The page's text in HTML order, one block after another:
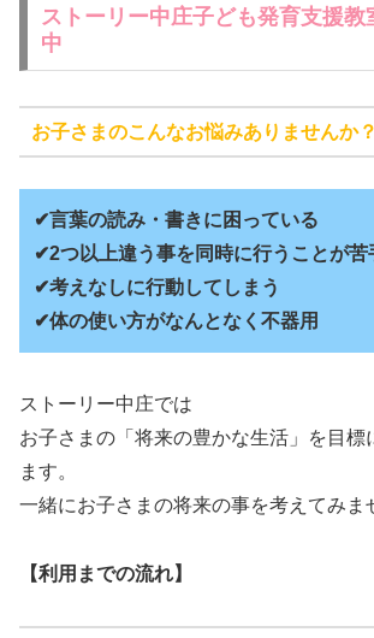
ストーリー中庄子ども発育支援
中
お子さまのこんなお悩みありませんか？
✔言葉の読み・書きに困っている
✔2つ以上違う事を同時に行うことが苦
✔考えなしに行動してしまう
✔体の使い方がなんとなく不器用
ストーリー中庄では
お子さまの「将来の豊かな生活」を目標
ます。
一緒にお子さまの将来の事を考えてみま
【利用までの流れ】